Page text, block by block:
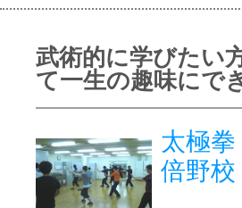
武術的に学びたい
て一生の趣味にで
太極
倍野校